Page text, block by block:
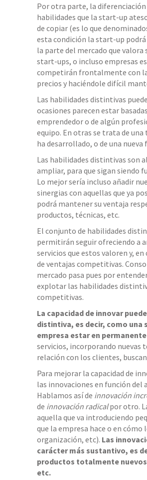
Por otra parte, la diferenciación
habilidades que la start-up
de copiar (es lo que
esta condición la start-up
la parte del mercado que
start-ups, o incluso empresas
competirán frontalmente con
precios y haciéndole difícil
Las habilidades distintivas
ocasiones parecen estar
emprendedor o de algún
equipo. En otras se trata de
ha desarrollado, o de una
Las habilidades distintivas son
ampliar, para que sigan siendo
Lo mejor sería incluso añadir
sinergias con aquellas que ya
podrá mantener su ventaja
productos, técnicas, etc.
El conjunto de habilidades
permitirán seguir ofreciendo a
servicios que estos valoren y,
de ventajas competitivas.
mercado pasa pues por
explotar las habilidades
competitivas.
La capacidad de innovar
distintiva, es decir, como una
empresa estar en
servicios, incorporando nuevas
relación con los clientes,
Para mejorar la capacidad de
las innovaciones en función del
Hablamos así de innovación
de innovación radicalpor otro.
aquella que va introduciendo
que la empresa hace o en
organización, etc). Las
carácter más sustantivo, es
productos totalmente
etc.